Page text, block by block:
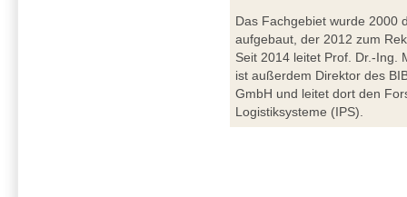
Das Fachgebiet wurde 2000
aufgebaut, der 2012 zum
Seit 2014 leitet Prof. Dr.-Ing.
ist außerdem Direktor des
GmbH und leitet dort den
Logistiksysteme (IPS).